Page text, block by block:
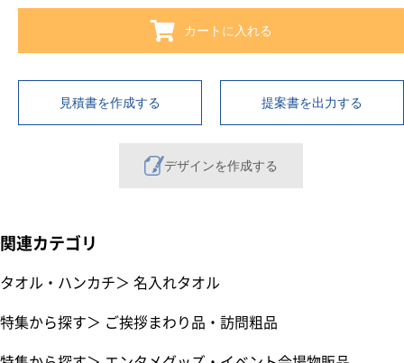
カートに入れる
見積書を作成する 提案書を出力する
デザインを作成する
関連カテゴリ
タオル・ハンカチ＞ 名入れタオル
特集から探す＞ ご挨拶まわり品・訪問粗品